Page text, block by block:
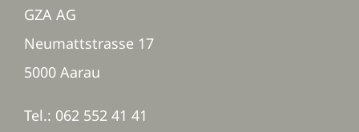
GZA AG
Neumattstrasse 17
5000 Aarau
Tel.: 062 552 41 41